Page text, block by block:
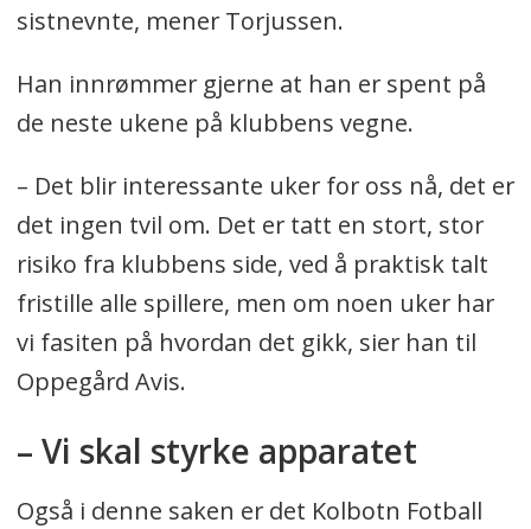
sistnevnte, mener Torjussen.
Han innrømmer gjerne at han er spent på
de neste ukene på klubbens vegne.
– Det blir interessante uker for oss nå, det er
det ingen tvil om. Det er tatt en stort, stor
risiko fra klubbens side, ved å praktisk talt
fristille alle spillere, men om noen uker har
vi fasiten på hvordan det gikk, sier han til
Oppegård Avis.
– Vi skal styrke apparatet
Også i denne saken er det Kolbotn Fotball